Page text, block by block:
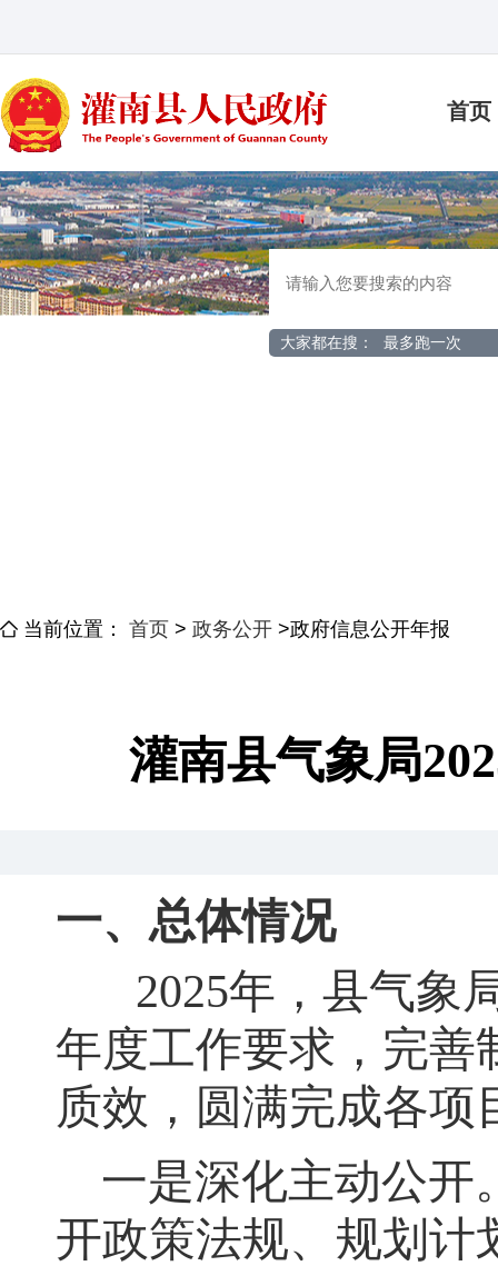
首页
大家都在搜： 最多跑一次
当前位置： 首页 > 政务公开 >政府信息公开年报
灌南县气象局
一、总体情况
2025年 ， 县气象
年度工作要求，完善
质效，圆满完成各项
一是深化主动公开
开政策法规、规划计